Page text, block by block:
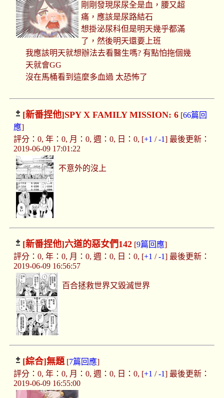
剛剛發現尿尿全是血，腰又超
痛，應該是尿路結石
想掛泌尿科但是明天幾乎都滿
了，然後明天還要上班
我應該明天就想辦法去看醫生嗎? 有點怕拖個幾
天就會GG
沒在馬桶看到這麼多血過 太恐怖了
[新番捏他]SPY X FAMILY MISSION: 6[66篇回
應]
評分：0, 年：0, 月：0, 週：0, 日：0, [+1 /-1] 最後更新：
2019-06-09 17:01:22
不意外的沒上
[新番捏他]六道的惡女們142[9篇回應]
評分：0, 年：0, 月：0, 週：0, 日：0, [+1 /-1] 最後更新：
2019-06-09 16:56:57
百合拯救世界又毀滅世界
[綜合]無題[7篇回應]
評分：0, 年：0, 月：0, 週：0, 日：0, [+1 /-1] 最後更新：
2019-06-09 16:55:00